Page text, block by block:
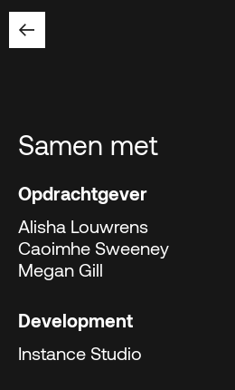
Samen met
Opdrachtgever
Alisha Louwrens
Caoimhe Sweeney
Megan Gill
Development
Instance Studio